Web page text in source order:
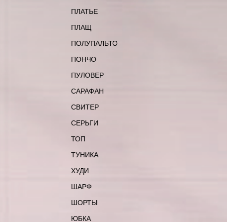
ПЛАТЬЕ
ПЛАЩ
ПОЛУПАЛЬТО
ПОНЧО
ПУЛОВЕР
САРАФАН
СВИТЕР
СЕРЬГИ
ТОП
ТУНИКА
ХУДИ
ШАРФ
ШОРТЫ
ЮБКА